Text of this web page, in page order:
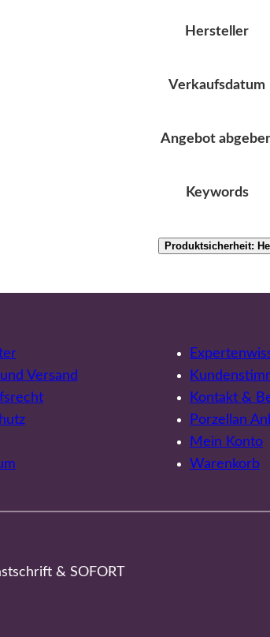
Hersteller
Verkaufsdatum
Angebot
Keywords
Produktsicherheit:
Versand
Kontakt &
Porzellan
Mein Konto
Warenkorb
& SOFORT